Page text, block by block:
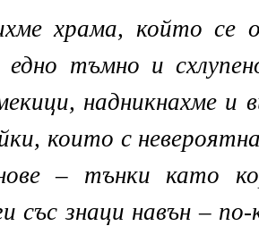
храма, който се
тъмно и
надникнахме и
които с
– тънки като
със знаци навън –